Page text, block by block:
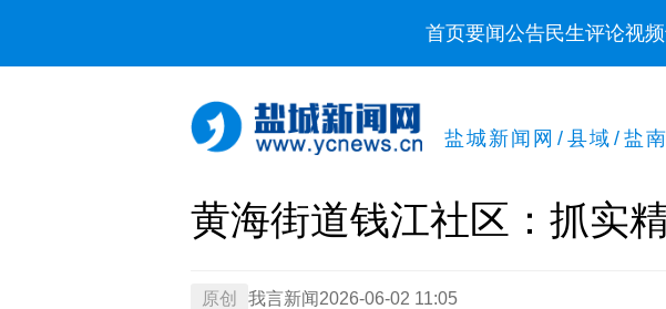
首页要闻公告民生评论视频
盐城新闻网 / 县域 / 盐
黄海街道钱江社区：抓实
原创 我言新闻 2026-06-02 11:05